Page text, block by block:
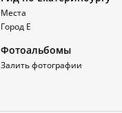
Места
Город Е
Фотоальбомы
Залить фотографии